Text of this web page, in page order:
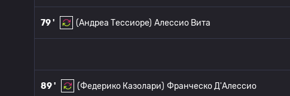
79 ' (Андреа Тессиоре) Алессио Вита
89 ' (Федерико Казолари) Франческо Д'Алессио